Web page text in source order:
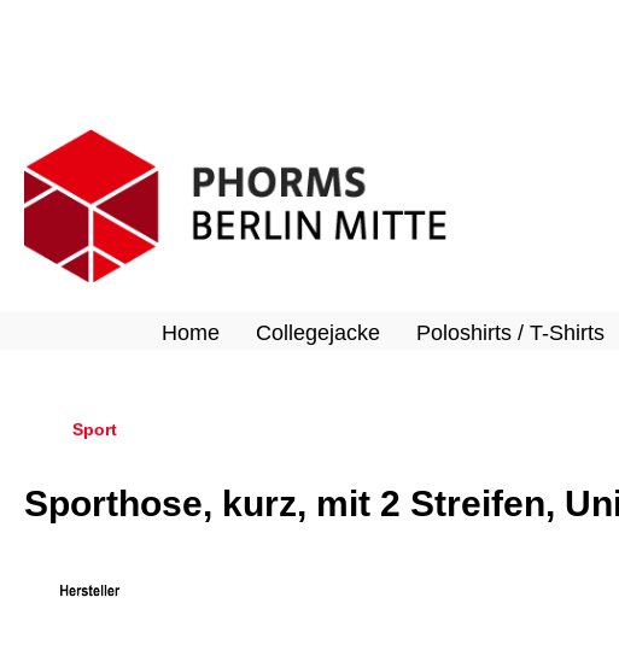
Home Collegejacke Poloshirts / T-Shirts
Sport
Sporthose, kurz, mit 2 Streifen,